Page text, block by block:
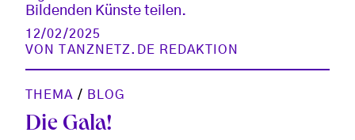
Bildenden Künste teilen.
12/02/2025
VON
TANZNETZ.DE REDAKTION
THEMA / BLOG
Die Gala!